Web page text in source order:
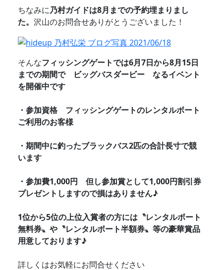
ちなみに乃村ガイドは8月までの予約埋まりまし
た。 沢山のお問合せありがとうございました！
そんなフィッシングゲートでは6月7日から8月15日
までの期間で ビッグバスダービー なるイベント
を開催中です
・参加資格 フィッシングゲートのレンタルボート
ご利用のお客様
・期間中に釣ったブラックバス2匹の合計長寸で競
います
・参加費1,000円 但し参加賞として1,000円割引券
プレゼントしますので損はありません♪
1位から5位の上位入賞者の方には〝レンタルボート
無料券〟や〝レンタルボート半額券〟等の豪華賞品
用意しております♪
詳しくはお気軽にお問合せください